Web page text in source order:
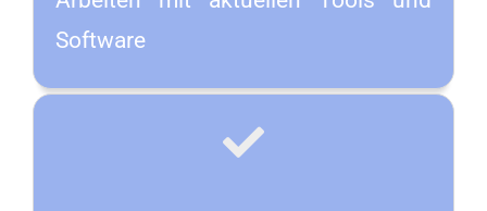
Software